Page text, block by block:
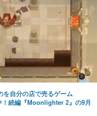
を自分の店で売るゲーム
続編『Moonlighter 2』の9月